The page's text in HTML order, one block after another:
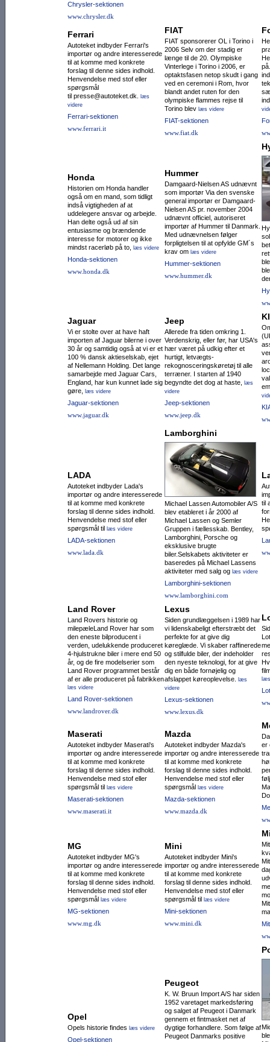
Chrysler-sektionen
www.chrysler.dk
Ferrari
Autoteket indbyder Ferrari's
importør og andre interesserede
til at komme med konkrete
forslag til denne sides indhold.
Henvendelse med stof eller
spørgsmål
til presse@autoteket.dk.
læs
videre
Ferrari-sektionen
www.ferrari.it
FIAT
FIAT sponsorerer OL i Torino i
2006 Selv om der stadig er
længe til de 20. Olympiske
Vinterlege i Torino i 2006, er
optaktsfasen netop skudt i gang
ved en ceremoni i Rom, hvor
blandt andet ruten for den
olympiske flammes rejse til
Torino blev læs videre
FIAT-sektionen
www.fiat.dk
Honda
Historien om Honda handler
også om en mand, som tidligt
indså vigtigheden af at
uddelegere ansvar og arbejde.
Han delte også ud af sin
entusiasme og brændende
interesse for motorer og ikke
mindst racerløb på to,
læs videre
Honda-sektionen
www.honda.dk
Hummer
Damgaard-Nielsen AS udnævnt
som importør Via den svenske
general importør er Damgaard-
Nielsen AS pr. november 2004
udnævnt officiel, autoriseret
importør af Hummer til Danmark.
Med udnævnelsen følger
forpligtelsen til at opfylde GM´s
krav om læs videre
Hummer-sektionen
www.hummer.dk
Jaguar
Vi er stolte over at have haft
importen af Jaguar bilerne i over
30 år og samtidig også at vi er et
100 % dansk aktieselskab, ejet
af Nellemann Holding. Det lange
samarbejde med Jaguar Cars,
England, har kun kunnet lade sig
gøre,
læs videre
Jaguar-sektionen
www.jaguar.dk
Jeep
Allerede fra tiden omkring 1.
Verdenskrig, eller før, har USA's
hær været på udkig efter et
hurtigt, letvægts-
rekognoscerings­køretøj til alle
terræ­ner. I starten af 1940
begyndte det dog at haste,
læs
videre
Jeep-sektionen
www.jeep.dk
LADA
Autoteket indbyder Lada's
importør og andre interesserede
til at komme med konkrete
forslag til denne sides indhold.
Henvendelse med stof eller
spørgsmål til læs videre
LADA-sektionen
www.lada.dk
Lamborghini
Michael Lassen Automobiler A/S
blev etableret i år 2000 af
Michael Lassen og Semler
Gruppen i fællesskab. Bentley,
Lamborghini, Porsche og
eksklusive brugte
biler.Selskabets aktiviteter er
baseredes på Michael Lassens
aktiviteter med salg og læs videre
Lamborghini-sektionen
www.lamborghini.com
til
Land Rover
Land Rovers historie og
milepæleLand Rover har som
den eneste bilpro­ducent i
verden, udelukkende produceret
4-hjulstrukne biler i mere end 50
år, og de fire modelse­rier som
Land Rover programmet består
af er alle produceret på fabrikken
læs videre
Land Rover-sektionen
www.landrover.dk
Lexus
Siden grundlæggelsen i 1989 har
vi lidenskabeligt efterstræbt det
perfekte for at give dig
køreglæde. Vi skaber raffinerede
og stilfulde biler, der indeholder
den nyeste teknologi, for at give
dig en både fornøjelig og
afslappet køreoplevelse.
læs
videre
Lexus-sektionen
www.lexus.dk
Maserati
Autoteket indbyder Maserati's
importør og andre interesserede
til at komme med konkrete
forslag til denne sides indhold.
Henvendelse med stof eller
spørgsmål til læs videre
Maserati-sektionen
www.maserati.it
Mazda
Autoteket indbyder Mazda's
importør og andre interesserede
til at komme med konkrete
forslag til denne sides indhold.
Henvendelse med stof eller
spørgsmål læs videre
Mazda-sektionen
www.mazda.dk
er
MG
Autoteket indbyder MG's
importør og andre interesserede
til at komme med konkrete
forslag til denne sides indhold.
Henvendelse med stof eller
spørgsmål læs videre
MG-sektionen
www.mg.dk
Mini
Autoteket indbyder Mini's
importør og andre interesserede
til at komme med konkrete
forslag til denne sides indhold.
Henvendelse med stof eller
spørgsmål til læs videre
Mini-sektionen
www.mini.dk
Opel
Opels historie findes læs videre
Opel-sektionen
Peugeot
K. W. Bruun Import A/S har siden
1952 varetaget markedsføring
og salget af Peugeot i Danmark
gennem et fintmasket net af
dygtige forhandlere. Som følge af
Peugeot Danmarks positive